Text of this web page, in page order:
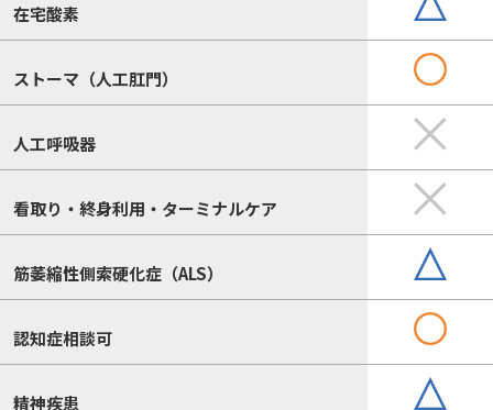
在宅酸素
ストーマ（人工肛門）
人工呼吸器
看取り・終身利用・ターミナルケア
筋萎縮性側索硬化症（ALS）
認知症相談可
精神疾患